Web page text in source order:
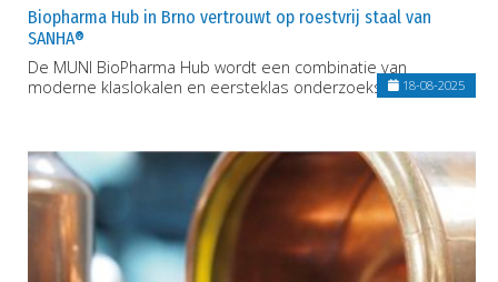
Biopharma Hub in Brno vertrouwt op roestvrij staal van
SANHA®
De MUNI BioPharma Hub wordt een combinatie van
moderne klaslokalen en eersteklas onderzoeksfaciliteiten.
18-08-2025